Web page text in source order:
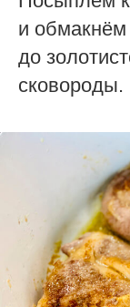
и
до
сковороды.